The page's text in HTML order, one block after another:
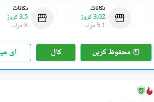
دکانات
3.5 کروڑ
8 مرلہ
دکانات
3.02 کروڑ
5.1 مرلہ
محفوظ کریں کال ای